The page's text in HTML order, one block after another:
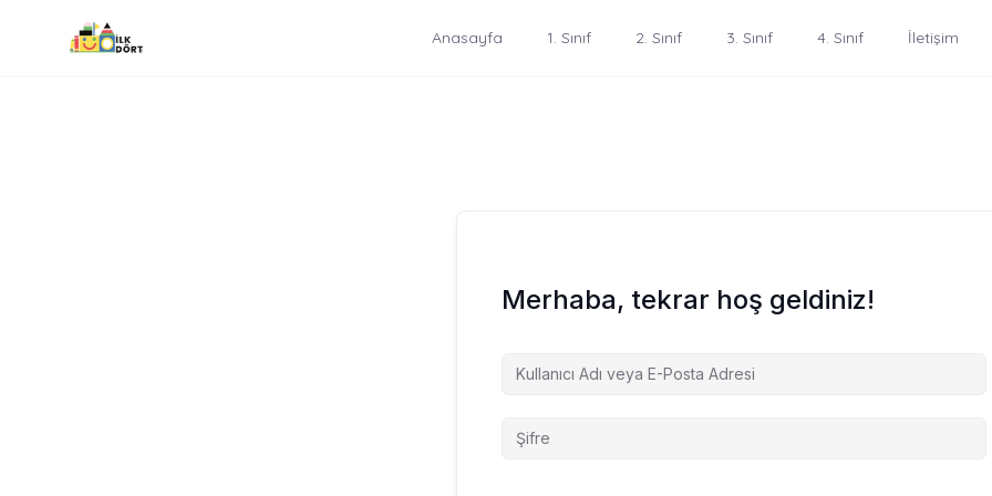
Anasayfa 1. Sınıf 2. Sınıf 3. Sınıf 4. Sınıf İletişim
Merhaba, tekrar hoş geldiniz!